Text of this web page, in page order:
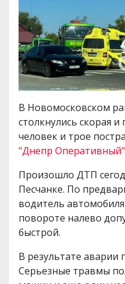
В Новомосковском
столкнулись скорая
человек и трое
"Днепр
Произошло ДТП
Песчанке. По
водитель
повороте налево
быстрой.
В результате аварии
Серьезные травмы